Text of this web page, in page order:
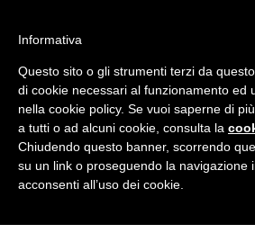
Toggle navigation
Informativa
Questo sito o gli strumenti terzi da
di cookie necessari al funzionamento ed
nella cookie policy. Se vuoi saperne di
a tutti o ad alcuni cookie, consulta la
Chiudendo questo banner, scorrendo
su un link o proseguendo la navigazione
acconsenti all’uso dei cookie.